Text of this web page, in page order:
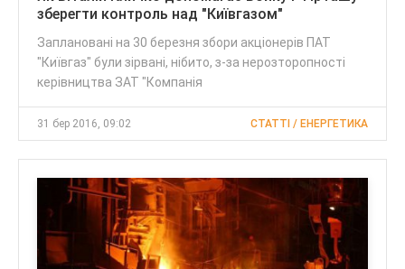
зберегти контроль над "Київгазом"
Заплановані на 30 березня збори акціонерів ПАТ
"Київгаз" були зірвані, нібито, з-за нерозторопності
керівництва ЗАТ "Компанія
31 бер 2016, 09:02 CТАТТІ / ЕНЕРГЕТИКА